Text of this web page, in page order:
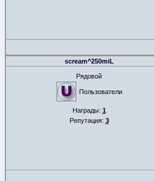
scream^250miL
Рядовой
Пользователи
Награды: 1
Репутация: 3